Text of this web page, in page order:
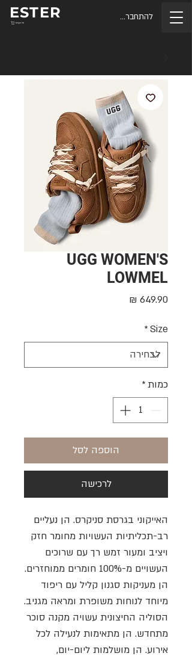
ESTER
סל הקניות
להתחברות
UGG WOMEN'S
LOWMEL
Size
*
כמות*
הוספה לסל
לרכישה
האייקוני בגרסת סניקרס. הן נעליים
רב-תכליתיות העשויות מחומר חזק
ויציב ומעור זמש רך עם שרוכים
העשויים מ-100% חומרים ממוחזרים.
הן מעניקות סגנון קליל עם ריפוד
מיוחד לנוחות משופרת ומראה מגניב.
הסוליה החיצונית עשויה מקנה סוכר
מתחדש. הן מתאימות לנעילה לכל
אירוע. הן מושלמות ליום-יום,